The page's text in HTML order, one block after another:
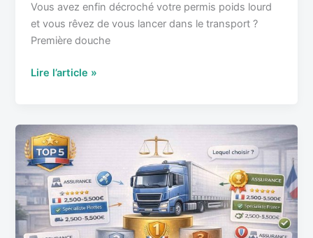
Vous avez enfin décroché votre permis poids lourd
et vous rêvez de vous lancer dans le transport ?
Première douche
Lire l’article »
Top
5
des
assureurs
poids
lourds
spécialisés